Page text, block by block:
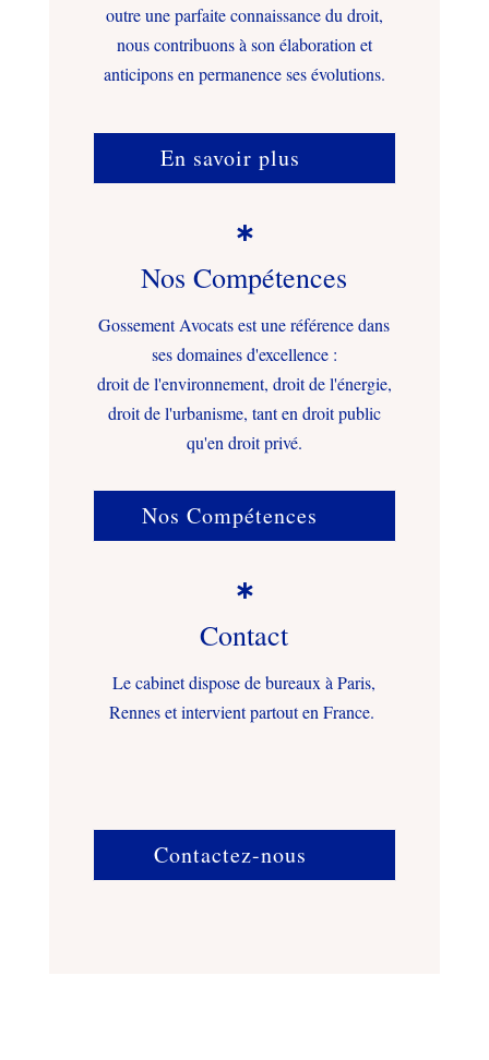
outre une parfaite connaissance du droit,
nous contribuons à son élaboration et
anticipons en permanence ses évolutions.
En savoir plus

Nos Compétences
Gossement Avocats est une référence dans
ses domaines d'excellence :
droit de l'environnement, droit de l'énergie,
droit de l'urbanisme, tant en droit public
qu'en droit privé.
Nos Compétences

Contact
Le cabinet dispose de bureaux à Paris,
Rennes et intervient partout en France.
Contactez-nous